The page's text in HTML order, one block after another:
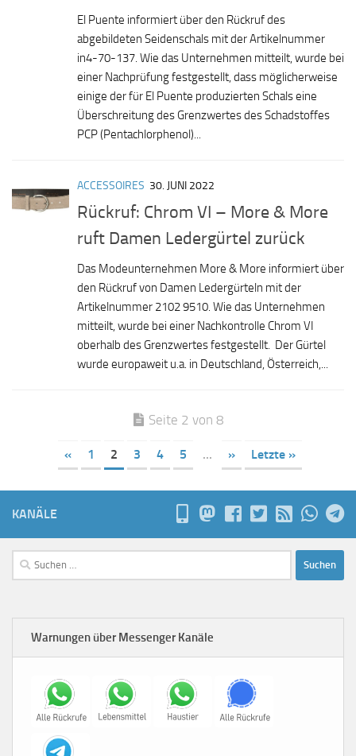
El Puente informiert über den Rückruf des
abgebildeten Seidenschals mit der Artikelnummer
in4-70-137. Wie das Unternehmen mitteilt, wurde bei
einer Nachprüfung festgestellt, dass möglicherweise
einige der für El Puente produzierten Schals eine
Überschreitung des Grenzwertes des Schadstoffes
PCP (Pentachlorphenol)...
ACCESSOIRES 30. JUNI 2022
Rückruf: Chrom VI – More & More
ruft Damen Ledergürtel zurück
Das Modeunternehmen More & More informiert über
den Rückruf von Damen Ledergürteln mit der
Artikelnummer 2102 9510. Wie das Unternehmen
mitteilt, wurde bei einer Nachkontrolle Chrom VI
oberhalb des Grenzwertes festgestellt. Der Gürtel
wurde europaweit u.a. in Deutschland, Österreich,...
Seite 2 von 8
« 1 2 3 4 5 ... » Letzte »
KANÄLE
Suchen
nach:
Warnungen über Messenger Kanäle